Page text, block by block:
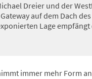
Dreier und der
auf dem Dach
Lage
immer mehr Form